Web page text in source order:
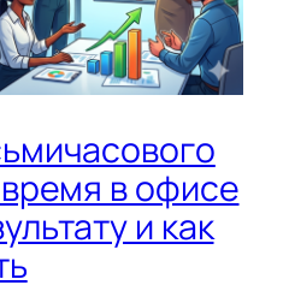
в офисе
и как